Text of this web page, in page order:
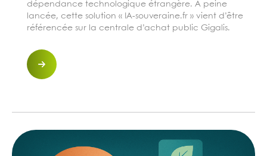
dépendance technologique étrangère. A peine
lancée, cette solution « IA-souveraine.fr » vient d’être
référencée sur la centrale d’achat public Gigalis.